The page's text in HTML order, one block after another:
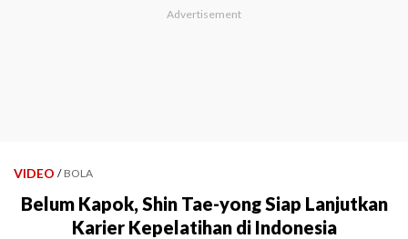
VIDEO / BOLA
Belum Kapok, Shin Tae-yong Siap Lanjutkan
Karier Kepelatihan di Indonesia